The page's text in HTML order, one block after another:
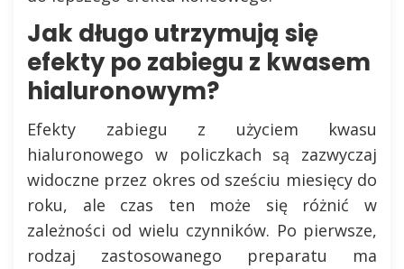
Jak długo utrzymują się
efekty po zabiegu z kwasem
hialuronowym?
Efekty zabiegu z użyciem kwasu
hialuronowego w policzkach są zazwyczaj
widoczne przez okres od sześciu miesięcy do
roku, ale czas ten może się różnić w
zależności od wielu czynników. Po pierwsze,
rodzaj zastosowanego preparatu ma